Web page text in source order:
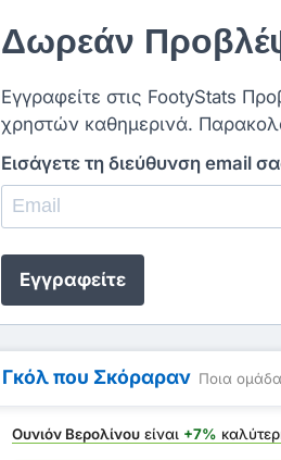
Δωρεάν
Εγγραφείτε στις FootyStats
χρηστών καθημερινά.
Εισάγετε τη διεύθυνση email
Εγγραφείτε
Γκόλ που Σκόραραν Ποια
Ουνιόν Βερολίνου είναι +7%